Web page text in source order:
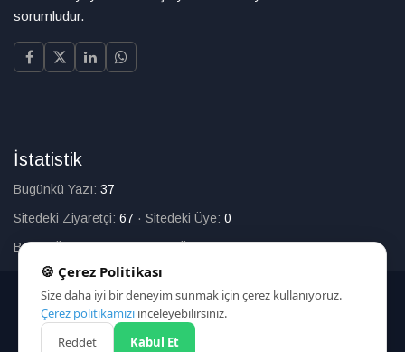
sorumludur.
İstatistik
Bugünkü Yazı: 37
Sitedeki Ziyaretçi: 67 · Sitedeki Üye: 0
Bugün Üye Olan:0·Toplam Üye:226
© 2025
HAKKIMIZDA
🍪 Çerez Politikası
Size daha iyi bir deneyim sunmak için çerez kullanıyoruz.
Çerez politikamızı inceleyebilirsiniz.
Reddet
Kabul Et